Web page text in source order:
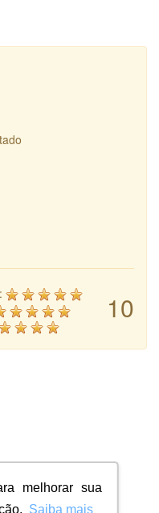
melhorar sua
Saiba mais
10